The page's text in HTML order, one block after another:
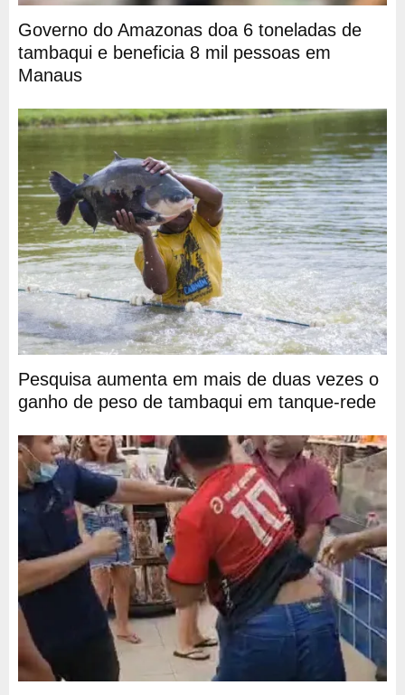
Governo do Amazonas doa 6 toneladas de
tambaqui e beneficia 8 mil pessoas em
Manaus
Pesquisa aumenta em mais de duas vezes o
ganho de peso de tambaqui em tanque-rede